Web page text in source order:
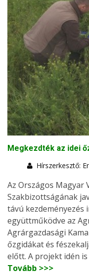
Megkezdték az idei
Hírszerkesztő:
Az Országos Magyar
Szakbizottságának
távú kezdeményezés
együttműködve az
Agrárgazdasági
őzgidákat és
előtt. A projekt idén
Tovább >>>